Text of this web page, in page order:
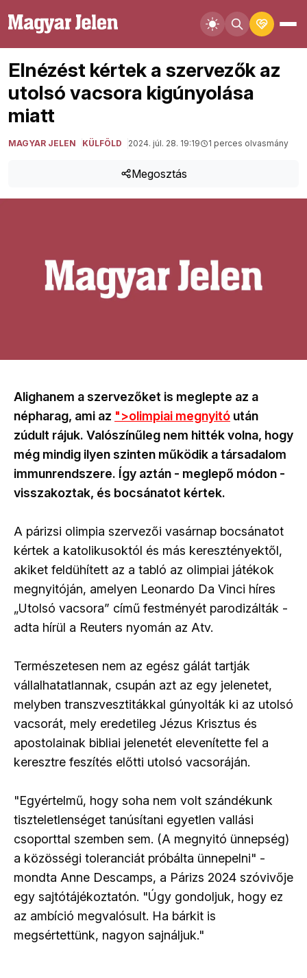
Elnézést kértek a szervezők az
utolsó vacsora kigúnyolása
miatt
MAGYAR JELEN KÜLFÖLD 2024. júl. 28. 19:19 1 perces olvasmány
Megosztás
Alighanem a szervezőket is meglepte az a
népharag, ami az ">olimpiai megnyitó után
zúdult rájuk. Valószínűleg nem hitték volna, hogy
még mindig ilyen szinten működik a társadalom
immunrendszere. Így aztán - meglepő módon -
visszakoztak, és bocsánatot kértek.
A párizsi olimpia szervezői vasárnap bocsánatot
kértek a katolikusoktól és más keresztényektől,
akiket feldühített az a tabló az olimpiai játékok
megnyitóján, amelyen Leonardo Da Vinci híres
„Utolsó vacsora” című festményét parodizálták -
adta hírül a Reuters nyomán az Atv.
Természetesen nem az egész gálát tartják
vállalhatatlannak, csupán azt az egy jelenetet,
melyben transzvesztitákkal gúnyolták ki az utolsó
vacsorát, mely eredetileg Jézus Krisztus és
apostolainak bibliai jelenetét elevenítette fel a
keresztre feszítés előtti utolsó vacsoráján.
"Egyértelmű, hogy soha nem volt szándékunk
tiszteletlenséget tanúsítani egyetlen vallási
csoporttal szemben sem. (A megnyitó ünnepség)
a közösségi toleranciát próbálta ünnepelni" -
mondta Anne Descamps, a Párizs 2024 szóvivője
egy sajtótájékoztatón. "Úgy gondoljuk, hogy ez
az ambíció megvalósult. Ha bárkit is
megsértettünk, nagyon sajnáljuk."